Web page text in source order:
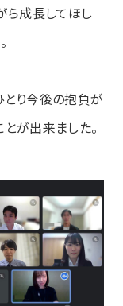
ら成長してほし
り今後の抱負が
が出来ました。